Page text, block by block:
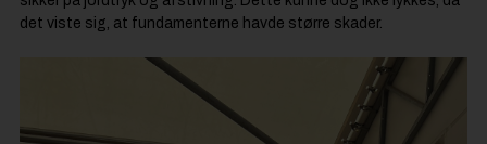
det viste sig, at fundamenterne havde større skader.